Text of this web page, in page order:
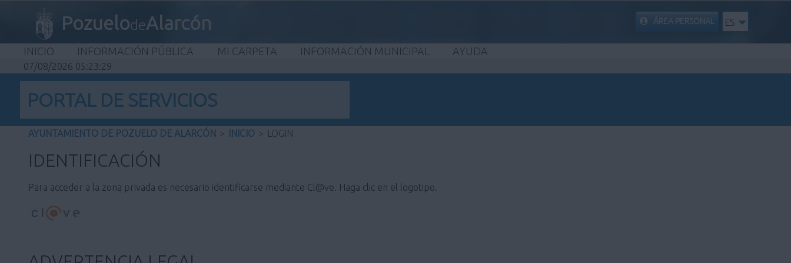
PozuelodeAlarcón ÁREA PERSONAL ES
INICIO INFORMACIÓN PÚBLICA MI CARPETA INFORMACIÓN MUNICIPAL AYUDA
07/08/2026 05:23:29
PORTAL DE SERVICIOS
AYUNTAMIENTO DE POZUELO DE ALARCÓN > INICIO > LOGIN
IDENTIFICACIÓN
Para acceder a la zona privada es necesario identificarse mediante Cl@ve. Haga clic en el logotipo.